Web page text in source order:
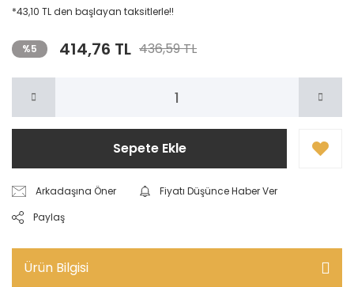
*43,10 TL den başlayan taksitlerle!!
%5 414,76 TL 436,59 TL
Sepete Ekle
Arkadaşına Öner
Fiyatı Düşünce Haber Ver
Paylaş
Ürün Bilgisi